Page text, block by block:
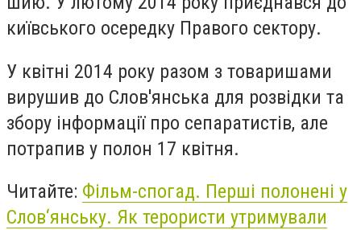
київського осередку Правого сектору.
У квітні 2014 року разом з товаришами
вирушив до Слов'янська для розвідки та
збору інформації про сепаратистів, але
потрапив у полон 17 квітня.
Читайте: Фільм-спогад. Перші полонені у
Слов‘янську. Як терористи утримували